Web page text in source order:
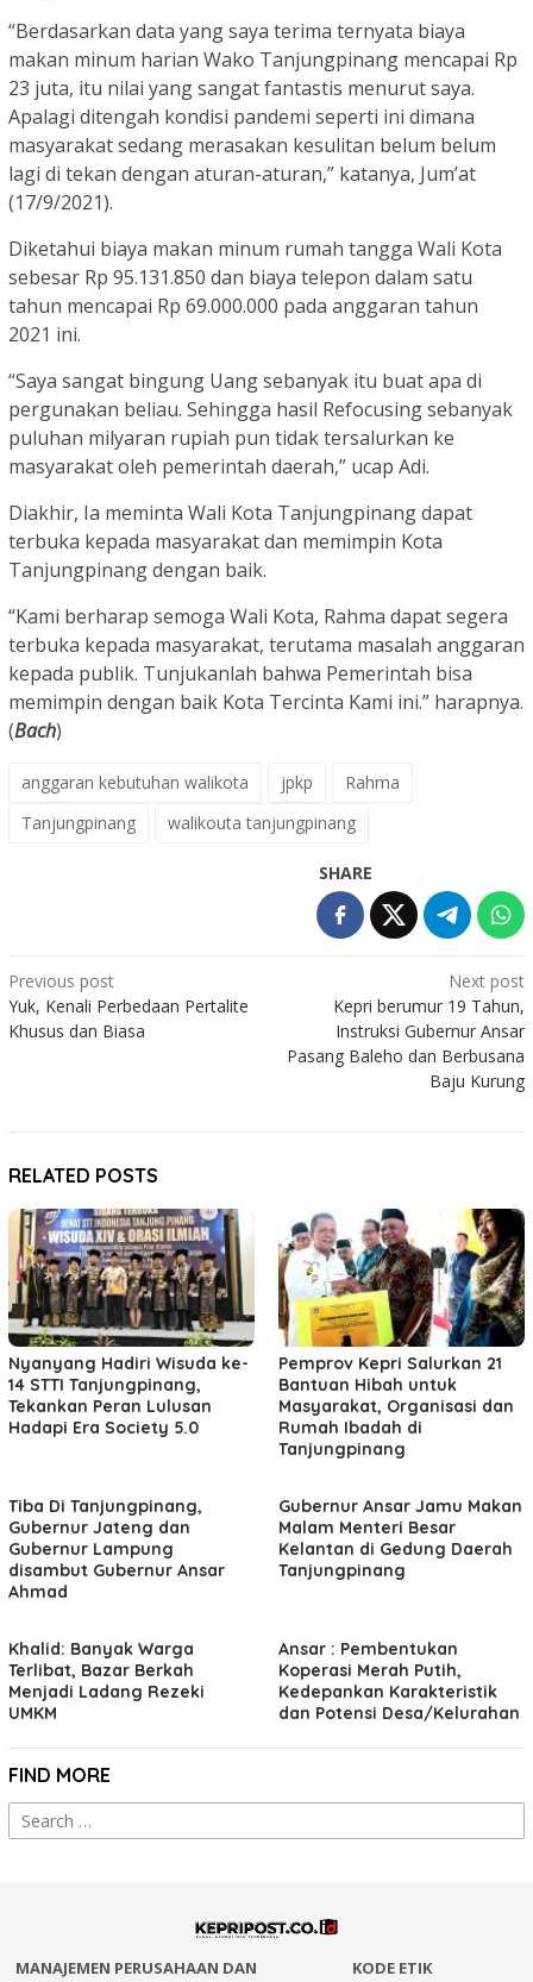
“Berdasarkan data yang saya terima ternyata biaya
makan minum harian Wako Tanjungpinang mencapai Rp
23 juta, itu nilai yang sangat fantastis menurut saya.
Apalagi ditengah kondisi pandemi seperti ini dimana
masyarakat sedang merasakan kesulitan belum belum
lagi di tekan dengan aturan-aturan,” katanya, Jum’at
(17/9/2021).
Diketahui biaya makan minum rumah tangga Wali Kota
sebesar Rp 95.131.850 dan biaya telepon dalam satu
tahun mencapai Rp 69.000.000 pada anggaran tahun
2021 ini.
“Saya sangat bingung Uang sebanyak itu buat apa di
pergunakan beliau. Sehingga hasil Refocusing sebanyak
puluhan milyaran rupiah pun tidak tersalurkan ke
masyarakat oleh pemerintah daerah,” ucap Adi.
Diakhir, Ia meminta Wali Kota Tanjungpinang dapat
terbuka kepada masyarakat dan memimpin Kota
Tanjungpinang dengan baik.
“Kami berharap semoga Wali Kota, Rahma dapat segera
terbuka kepada masyarakat, terutama masalah anggaran
kepada publik. Tunjukanlah bahwa Pemerintah bisa
memimpin dengan baik Kota Tercinta Kami ini.” harapnya.
(Bach)
anggaran kebutuhan walikota jpkp
Rahma
Tanjungpinang
walikouta tanjungpinang
SHARE
Post
navigation
Previous post
Yuk, Kenali Perbedaan Pertalite
Khusus dan Biasa
Next post
Kepri berumur 19 Tahun,
Instruksi Gubernur Ansar
Pasang Baleho dan Berbusana
Baju Kurung
RELATED POSTS
Nyanyang Hadiri Wisuda ke-
14 STTI Tanjungpinang,
Tekankan Peran Lulusan
Hadapi Era Society 5.0
Pemprov Kepri Salurkan 21
Bantuan Hibah untuk
Masyarakat, Organisasi dan
Rumah Ibadah di
Tanjungpinang
Tiba Di Tanjungpinang,
Gubernur Jateng dan
Gubernur Lampung
disambut Gubernur Ansar
Ahmad
Gubernur Ansar Jamu Makan
Malam Menteri Besar
Kelantan di Gedung Daerah
Tanjungpinang
Khalid: Banyak Warga
Terlibat, Bazar Berkah
Menjadi Ladang Rezeki
UMKM
Ansar : Pembentukan
Koperasi Merah Putih,
Kedepankan Karakteristik
dan Potensi Desa/Kelurahan
FIND MORE
Search
for:
MANAJEMEN PERUSAHAAN DAN
KODE ETIK